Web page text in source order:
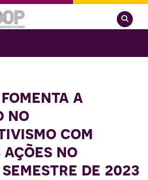
Pesquisar
fomenta a
no
com
no
de 2023